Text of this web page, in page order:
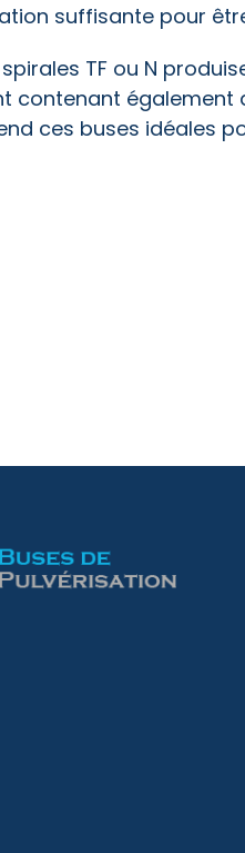
suffisante pour
TF ou N
contenant également
ces buses idéales